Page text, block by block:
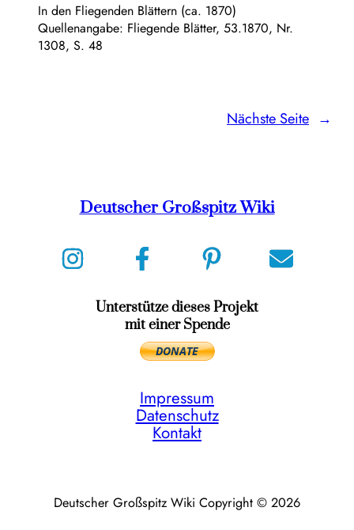
In den Fliegenden Blättern (ca. 1870)
Quellenangabe: Fliegende Blätter, 53.1870, Nr.
1308, S. 48
Nächste Seite →
Deutscher Großspitz Wiki
Unterstütze dieses Projekt
mit einer Spende
Impressum
Datenschutz
Kontakt
Deutscher Großspitz Wiki Copyright © 2026